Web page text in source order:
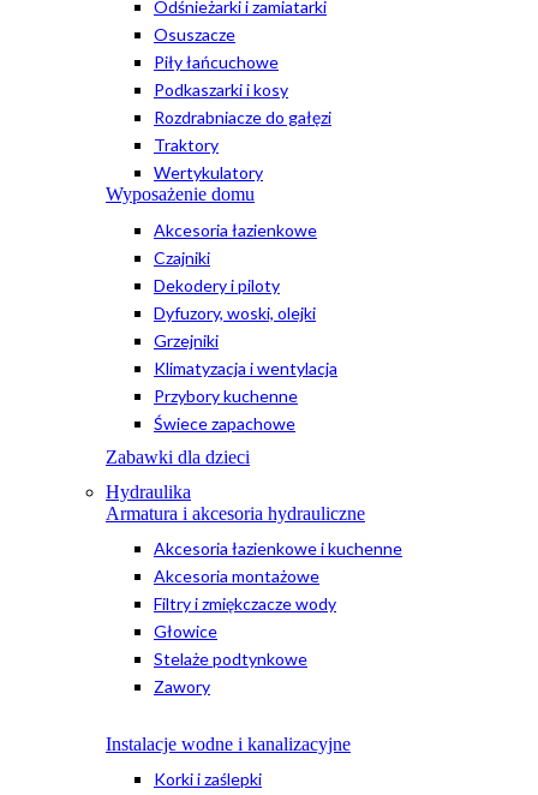
Odśnieżarki i zamiatarki
Osuszacze
Piły łańcuchowe
Podkaszarki i kosy
Rozdrabniacze do gałęzi
Traktory
Wertykulatory
Wyposażenie domu
Akcesoria łazienkowe
Czajniki
Dekodery i piloty
Dyfuzory, woski, olejki
Grzejniki
Klimatyzacja i wentylacja
Przybory kuchenne
Świece zapachowe
Zabawki dla dzieci
Hydraulika
Armatura i akcesoria hydrauliczne
Akcesoria łazienkowe i kuchenne
Akcesoria montażowe
Filtry i zmiękczacze wody
Głowice
Stelaże podtynkowe
Zawory
Instalacje wodne i kanalizacyjne
Korki i zaślepki